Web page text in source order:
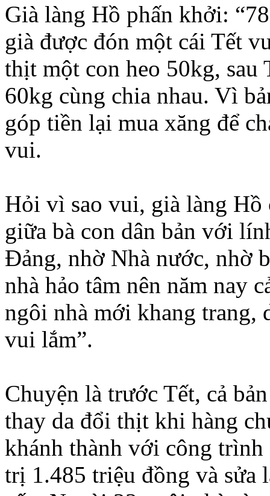
Già làng Hồ phấn khởi:
già được đón một cái Tết
thịt một con heo 50kg, sau
60kg cùng chia nhau. Vì
góp tiền lại mua xăng để
vui.
Hỏi vì sao vui, già làng
giữa bà con dân bản với
Đảng, nhờ Nhà nước, nhờ
nhà hảo tâm nên năm nay
ngôi nhà mới khang trang,
vui lắm”.
Chuyện là trước Tết, cả
thay da đổi thịt khi hàng
khánh thành với công
trị 1.485 triệu đồng và sửa